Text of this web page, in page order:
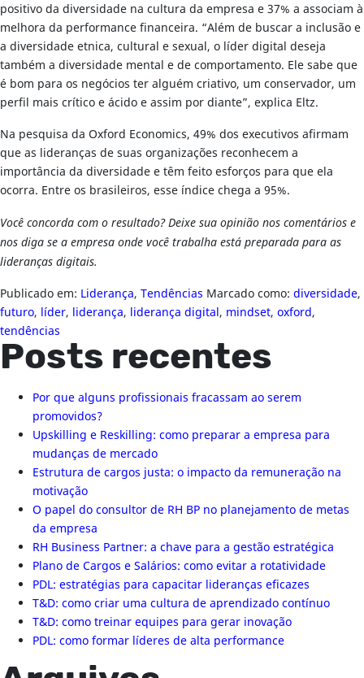
positivo da diversidade na cultura da empresa e 37% a associam à
melhora da performance financeira. “Além de buscar a inclusão e
a diversidade etnica, cultural e sexual, o líder digital deseja
também a diversidade mental e de comportamento. Ele sabe que
é bom para os negócios ter alguém criativo, um conservador, um
perfil mais crítico e ácido e assim por diante”, explica Eltz.
Na pesquisa da Oxford Economics, 49% dos executivos afirmam
que as lideranças de suas organizações reconhecem a
importância da diversidade e têm feito esforços para que ela
ocorra. Entre os brasileiros, esse índice chega a 95%.
Você concorda com o resultado? Deixe sua opinião nos comentários e
nos diga se a empresa onde você trabalha está preparada para as
lideranças digitais.
Publicado em: Liderança, Tendências Marcado como: diversidade,
futuro, líder, liderança, liderança digital, mindset, oxford,
tendências
Posts recentes
Por que alguns profissionais fracassam ao serem
promovidos?
Upskilling e Reskilling: como preparar a empresa para
mudanças de mercado
Estrutura de cargos justa: o impacto da remuneração na
motivação
O papel do consultor de RH BP no planejamento de metas
da empresa
RH Business Partner: a chave para a gestão estratégica
Plano de Cargos e Salários: como evitar a rotatividade
PDL: estratégias para capacitar lideranças eficazes
T&D: como criar uma cultura de aprendizado contínuo
T&D: como treinar equipes para gerar inovação
PDL: como formar líderes de alta performance